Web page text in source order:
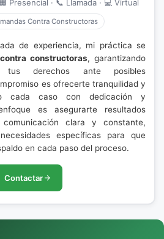
Presencial · 📞 Llamada · 💻 Virtual
Contra Constructoras
de experiencia, mi práctica se
constructoras, garantizando
derechos ante posibles
es ofrecerte tranquilidad y
cada caso con dedicación y
es asegurarte resultados
clara y constante,
específicas para que
en cada paso del proceso.
Contactar